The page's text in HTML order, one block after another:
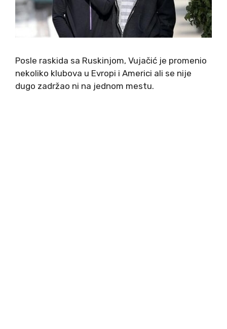
Posle raskida sa Ruskinjom, Vujačić je promenio
nekoliko klubova u Evropi i Americi ali se nije
dugo zadržao ni na jednom mestu.